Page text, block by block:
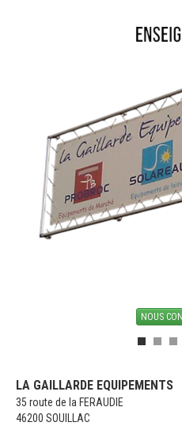
TENTE PLIANTE ET PARASOL
MATERIEL DE MARCHE
LOCATION
CONTACT
NOUS
LA GAILLARDE EQUIPEMENTS
35 route de la FERAUDIE
46200 SOUILLAC